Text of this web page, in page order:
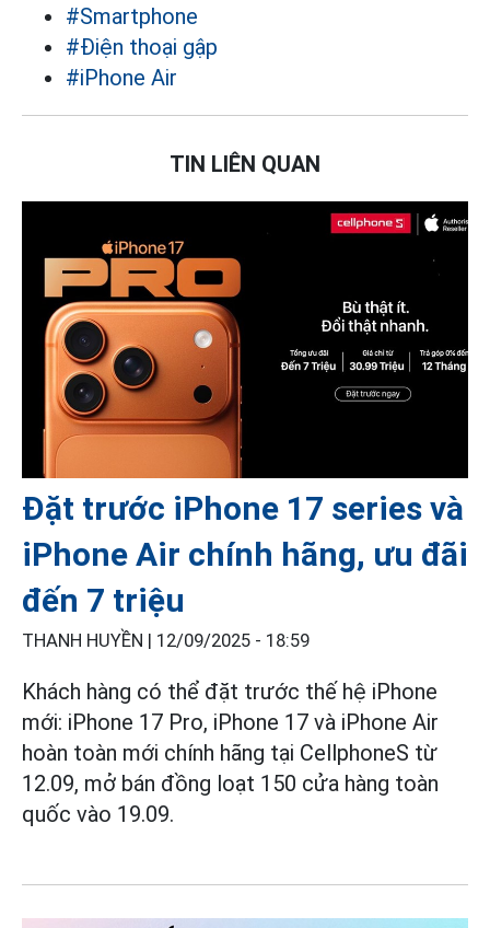
#Smartphone
#Điện thoại gập
#iPhone Air
TIN LIÊN QUAN
Đặt trước iPhone 17 series và
iPhone Air chính hãng, ưu đãi
đến 7 triệu
THANH HUYỀN | 12/09/2025 - 18:59
Khách hàng có thể đặt trước thế hệ iPhone
mới: iPhone 17 Pro, iPhone 17 và iPhone Air
hoàn toàn mới chính hãng tại CellphoneS từ
12.09, mở bán đồng loạt 150 cửa hàng toàn
quốc vào 19.09.